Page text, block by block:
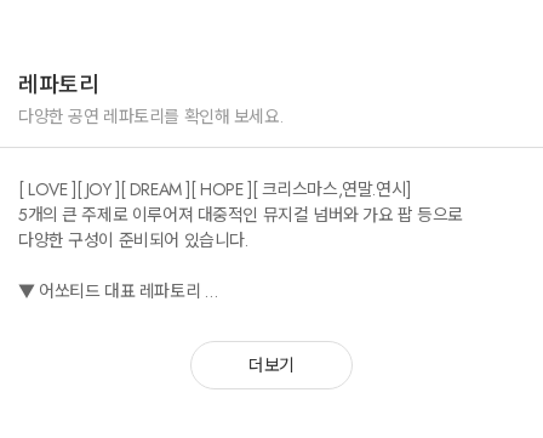
을축년 추모 문화제
평택거리문화 축제
코웨이 시무식
포항 철길 숲 야행 개막식
국립한글박물관 한글날 기념행사
LG전자 한국영업본부 워크샵
서산 해미읍성 축제 - 2회 공연
레파토리
다양한 공연 레파토리를 확인해 보세요.
[ LOVE ][ JOY ][ DREAM ][ HOPE ][ 크리스마스,연말.연시]
5개의 큰 주제로 이루어져 대중적인 뮤지컬 넘버와 가요 팝 등으로
다양한 구성이 준비되어 있습니다.
▼ 어쏘티드 대표 레파토리
뮤지컬 [ 위대한 쇼맨 ] - This is me
뮤지컬 [ 맘마미아] - Mamma mia !
뮤지컬 [ 맘마미아 ] - Dancing queen
더보기